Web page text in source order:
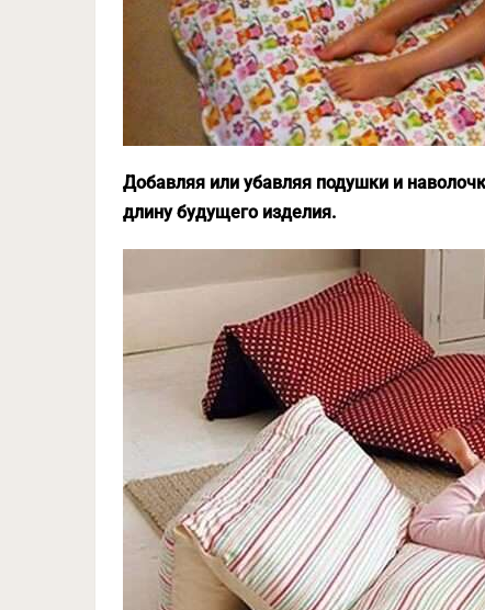
Добавляя или убавляя подушки и
длину будущего изделия.